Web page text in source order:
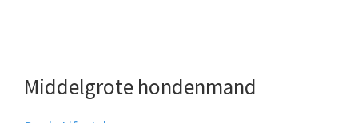
Middelgrote hondenmand